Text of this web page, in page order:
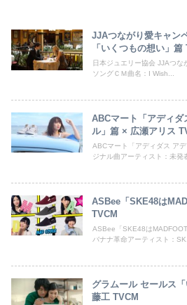
JJAつながり愛キャン
「いくつもの想い」篇
日本ジュエリー協会 JJAつ
ソングＣＭ曲名：I Wish...
ABCマート「アディ
ル」篇 × 広瀬アリス
ABCマート「アディダス ア
ジナル曲アーティスト：未発
ASBee「SKE48は
TVCM
ASBee「SKE48は
バナナ革命アーティスト：
グラムール セールス
藤工 TVCM